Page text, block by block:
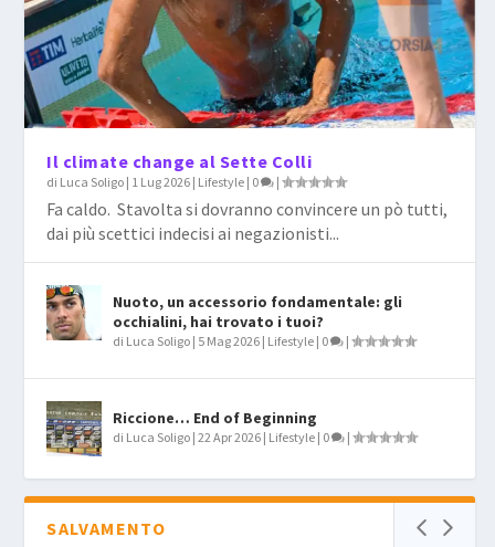
Il climate change al Sette Colli
di Luca Soligo | 1 Lug 2026 | Lifestyle | 0 |
Fa caldo. Stavolta si dovranno convincere un pò tutti,
dai più scettici indecisi ai negazionisti...
Nuoto, un accessorio fondamentale: gli
occhialini, hai trovato i tuoi?
di Luca Soligo | 5 Mag 2026 | Lifestyle | 0 |
Riccione… End of Beginning
di Luca Soligo |22 Apr 2026 | Lifestyle | 0 |
SALVAMENTO